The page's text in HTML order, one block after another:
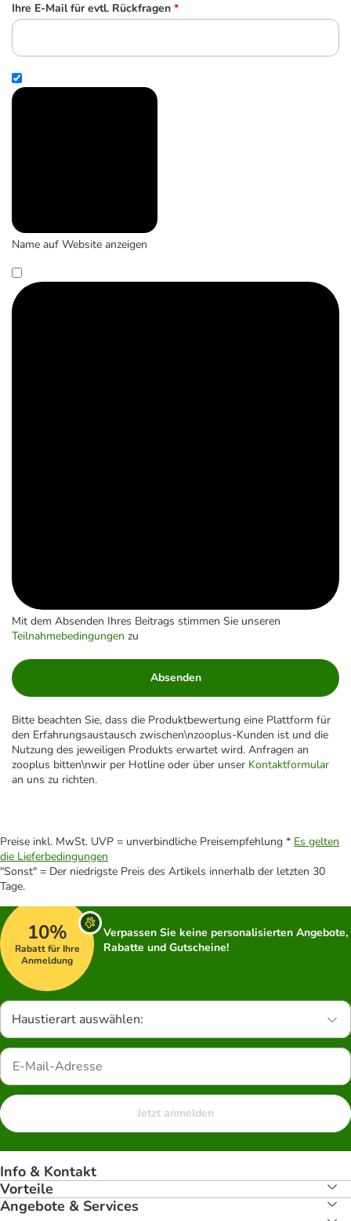
Ihre E-Mail für evtl. Rückfragen *
Name auf Website anzeigen
Mit dem Absenden Ihres Beitrags stimmen Sie unseren
Teilnahmebedingungen zu
Absenden
Bitte beachten Sie, dass die Produktbewertung eine Plattform für
den Erfahrungsaustausch zwischen\nzooplus-Kunden ist und die
Nutzung des jeweiligen Produkts erwartet wird. Anfragen an
zooplus bitten\nwir per Hotline oder über unser Kontaktformular
an uns zu richten.
Preise inkl. MwSt. UVP = unverbindliche Preisempfehlung * Es gelten
die Lieferbedingungen
"Sonst" = Der niedrigste Preis des Artikels innerhalb der letzten 30
Tage.
10%
Rabatt für Ihre
Anmeldung
Verpassen Sie keine personalisierten Angebote,
Rabatte und Gutscheine!
Haustierart auswählen:
Jetzt anmelden
Info & Kontakt
Vorteile
Angebote & Services